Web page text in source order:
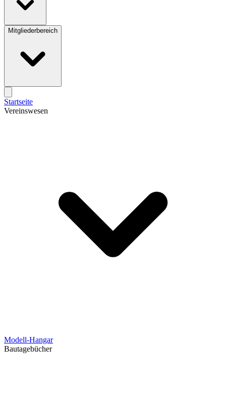
Mitgliederbereich
Startseite
Vereinswesen
Modell-Hangar
Bautagebücher